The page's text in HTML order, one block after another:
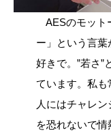
AESのモット
ー」という言
好きで。”若さ”
ています。私も
人にはチャレ
を恐れないで